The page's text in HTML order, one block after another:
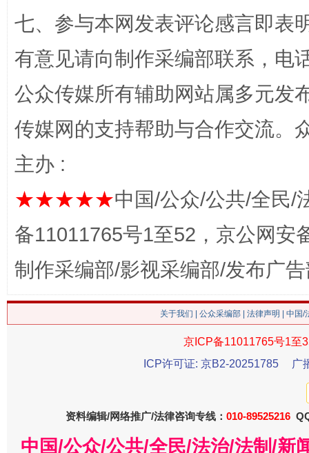
这是一记警钟！ 谢
在谋一域中谋全局
七、参与本网发表评论感言即表
有意见请向制作采编部联系，电
公众传媒所有辅助网站属多元发
传媒网的支持帮助与合作交流。
主办 :
★★★★★中国/公众/公共/全民/
备11011765号1至52，京公网安
制作采编部/影视采编部/发布广
关于我们 公众采编部 法律声明 | 中国
京ICP备11011765号1至
ICP许可证: 京B2-20251785
广
资料编辑/网络推广/法律咨询专线： 010-89525216
中国/公众/公共/全民/法治/法制/新